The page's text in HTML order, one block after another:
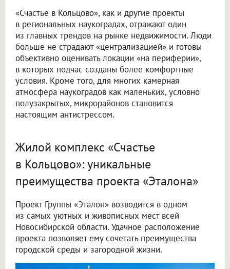
«Счастье в Кольцово», как и другие проекты
в региональных наукоградах, отражают один
из главных трендов на рынке недвижимости. Люди
больше не страдают «централизацией» и готовы
объективно оценивать локации «на периферии»,
в которых подчас созданы более комфортные
условия. Кроме того, для многих камерная
атмосфера наукоградов как маленьких, условно
полузакрытых, микрорайонов становится
настоящим антистрессом.
Жилой комплекс «Счастье
в Кольцово»: уникальные
преимущества проекта «Эталона»
Проект Группы «Эталон» возводится в одном
из самых уютных и живописных мест всей
Новосибирской области. Удачное расположение
проекта позволяет ему сочетать преимущества
городской среды и загородной жизни.